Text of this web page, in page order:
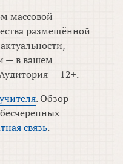
массовой
размещённой
— в вашем
— 12+.
. Обзор
связь.